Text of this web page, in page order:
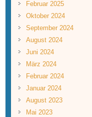
Februar 2025
Oktober 2024
September 2024
August 2024
Juni 2024
März 2024
Februar 2024
Januar 2024
August 2023
Mai 2023